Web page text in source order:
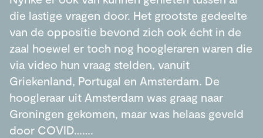
die lastige vragen door. Het grootste gedeelte
van de oppositie bevond zich ook écht in de
zaal hoewel er toch nog hoogleraren waren die
via video hun vraag stelden, vanuit
Griekenland, Portugal en Amsterdam. De
hoogleraar uit Amsterdam was graag naar
Groningen gekomen, maar was helaas geveld
door COVID…….